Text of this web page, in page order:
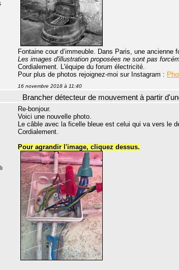
Fontaine cour d’immeuble. Dans Paris, une
Les images d'illustration proposées ne sont pas
Cordialement. L'équipe du forum électricité.
Pour plus de photos rejoignez-moi sur Instagram :
16 novembre 2018 à 11:40
Brancher détecteur de mouvement à partir
Re-bonjour.
Voici une nouvelle photo.
Le câble avec la ficelle bleue est celui qui va vers le
Cordialement.
Pour agrandir l'image, cliquez dessus.